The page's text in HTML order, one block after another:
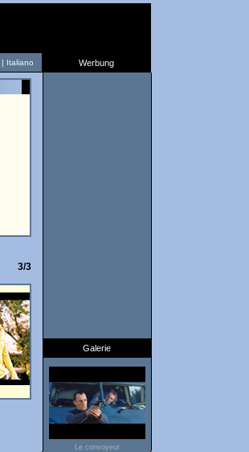
| Italiano
Werbung
3/3
Galerie
Le convoyeur